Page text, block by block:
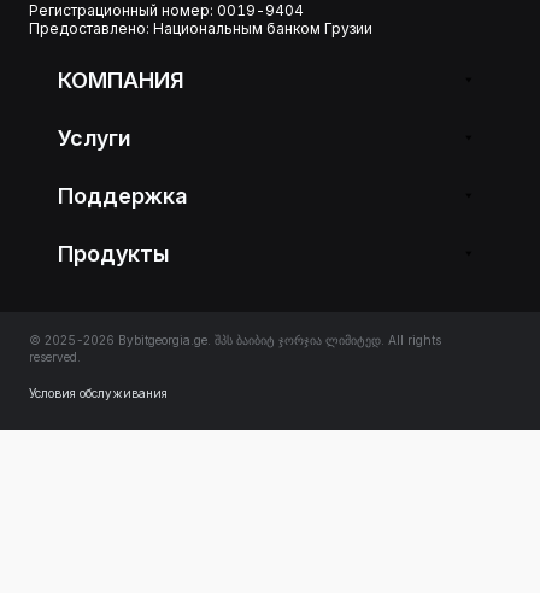
Регистрационный номер: 0019-9404
Предоставлено: Национальным банком Грузии
КОМПАНИЯ
Услуги
Поддержка
Продукты
© 2025-2026 Bybitgeorgia.ge. შპს ბაიბიტ ჯორჯია ლიმიტედ. All rights
reserved.
Условия обслуживания